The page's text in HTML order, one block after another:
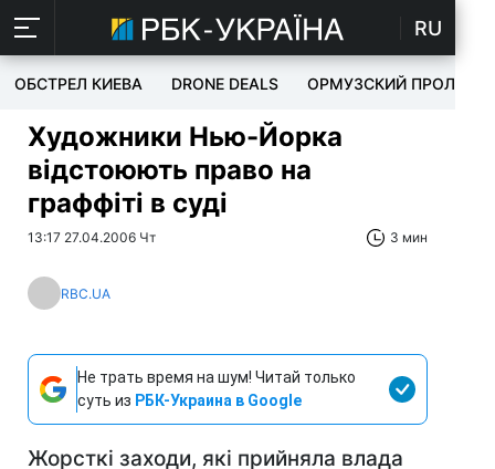
RU
ОБСТРЕЛ КИЕВА DRONE DEALS ОРМУЗСКИЙ ПРОЛИВ
Художники Нью-Йорка
відстоюють право на
граффіті в суді
13:17 27.04.2006 Чт 3 мин
RBC.UA
Не трать время на шум! Читай только
суть из РБК-Украина в Google
Жорсткі заходи, які прийняла влада